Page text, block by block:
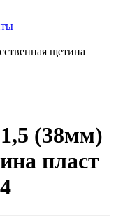
щетина
(38мм)
пласт